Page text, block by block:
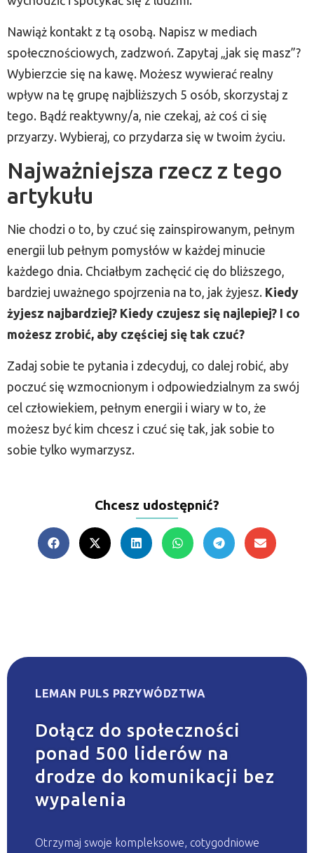
Nawiąż kontakt z tą osobą. Napisz w mediach
społecznościowych, zadzwoń. Zapytaj „jak się masz”?
Wybierzcie się na kawę. Możesz wywierać realny
wpływ na tę grupę najbliższych 5 osób, skorzystaj z
tego. Bądź reaktywny/a, nie czekaj, aż coś ci się
przyarzy. Wybieraj, co przydarza się w twoim życiu.
Najważniejsza rzecz z tego
artykułu
Nie chodzi o to, by czuć się zainspirowanym, pełnym
energii lub pełnym pomysłów w każdej minucie
każdego dnia. Chciałbym zachęcić cię do bliższego,
bardziej uważnego spojrzenia na to, jak żyjesz. Kiedy
żyjesz najbardziej? Kiedy czujesz się najlepiej? I co
możesz zrobić, aby częściej się tak czuć?
Zadaj sobie te pytania i zdecyduj, co dalej robić, aby
poczuć się wzmocnionym i odpowiedzialnym za swój
cel człowiekiem, pełnym energii i wiary w to, że
możesz być kim chcesz i czuć się tak, jak sobie to
sobie tylko wymarzysz.
Chcesz udostępnić?
LEMAN PULS PRZYWÓDZTWA
Dołącz do społeczności
ponad 500 liderów na
drodze do komunikacji bez
wypalenia
Otrzymaj swoje kompleksowe, cotygodniowe